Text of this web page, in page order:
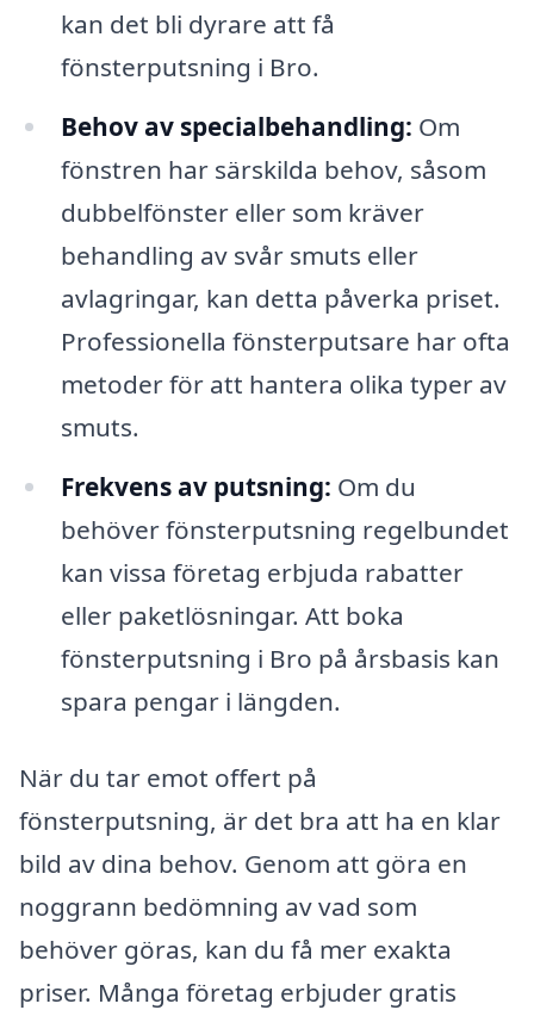
kan det bli dyrare att få
fönsterputsning i Bro.
Behov av specialbehandling: Om
fönstren har särskilda behov, såsom
dubbelfönster eller som kräver
behandling av svår smuts eller
avlagringar, kan detta påverka priset.
Professionella fönsterputsare har ofta
metoder för att hantera olika typer av
smuts.
Frekvens av putsning: Om du
behöver fönsterputsning regelbundet
kan vissa företag erbjuda rabatter
eller paketlösningar. Att boka
fönsterputsning i Bro på årsbasis kan
spara pengar i längden.
När du tar emot offert på
fönsterputsning, är det bra att ha en klar
bild av dina behov. Genom att göra en
noggrann bedömning av vad som
behöver göras, kan du få mer exakta
priser. Många företag erbjuder gratis